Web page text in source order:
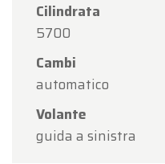
Cilindrata
5700
Cambi
automatico
Volante
guida a sinistra